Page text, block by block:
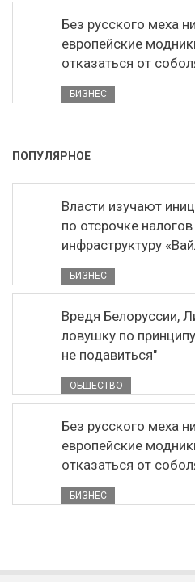
Без русского меха
европейские
отказаться от
БИЗНЕС
ПОПУЛЯРНОЕ
Власти изучают
по отсрочке
инфраструктуру
БИЗНЕС
Вредя Белоруссии,
ловушку по
не подавиться"
ОБЩЕСТВО
Без русского меха
европейские
отказаться от
БИЗНЕС